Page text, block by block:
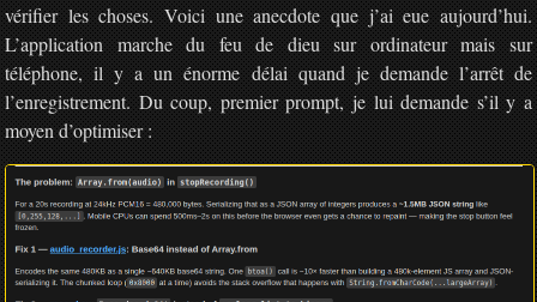
vérifier les choses. Voici une anecdote que j’ai eue aujourd’hui.
L’application marche du feu de dieu sur ordinateur mais sur
téléphone, il y a un énorme délai quand je demande l’arrêt de
l’enregistrement. Du coup, premier prompt, je lui demande s’il y a
moyen d’optimiser :